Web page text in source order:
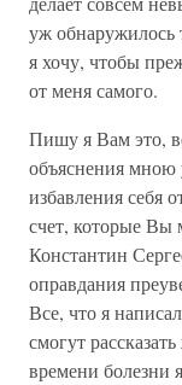
уж обнаружилось
я хочу, чтобы
от меня самого.
Пишу я Вам это,
объяснения мною
избавления себя
счет, которые
Константин
оправдания
Все, что я
смогут
времени болезни